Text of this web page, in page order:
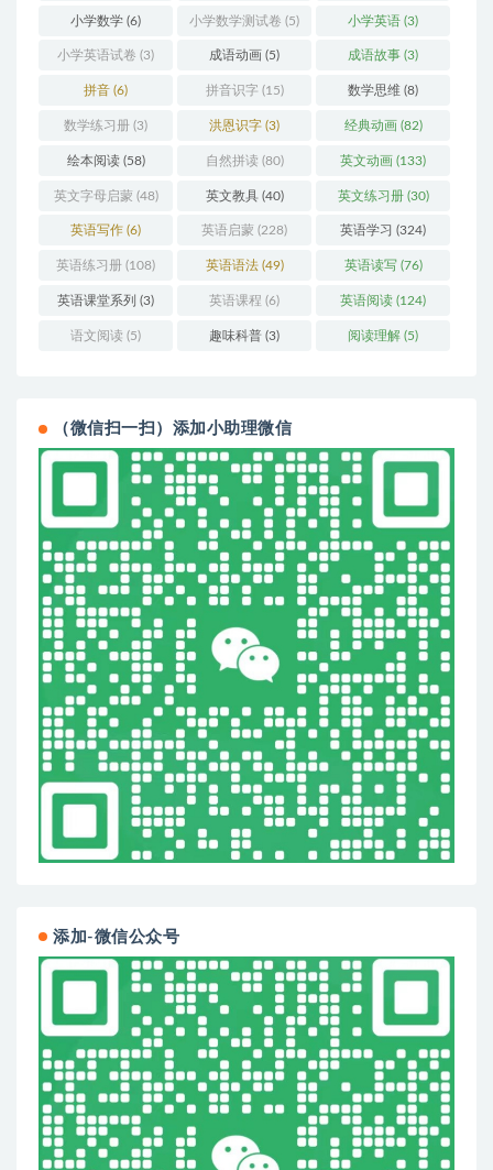
小学数学 (6) 小学数学测试卷 (5) 小学英语 (3)
小学英语试卷 (3) 成语动画 (5) 成语故事 (3)
拼音 (6) 拼音识字 (15) 数学思维 (8)
数学练习册 (3) 洪恩识字 (3) 经典动画(82)
绘本阅读(58) 自然拼读 (80) 英文动画 (133)
英文字母启蒙(48) 英文教具(40) 英文练习册(30)
英语写作 (6) 英语启蒙 (228) 英语学习 (324)
英语练习册 (108) 英语语法(49) 英语读写(76)
英语课堂系列 (3) 英语课程 (6) 英语阅读 (124)
语文阅读 (5) 趣味科普 (3) 阅读理解 (5)
（微信扫一扫）添加小助理微信
添加-微信公众号